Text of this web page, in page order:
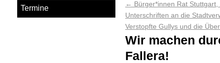
← Bürger*innen Rat
Unterschriften an die
Verstopfte Gullys und die
Wir machen
Fallera!
Termine